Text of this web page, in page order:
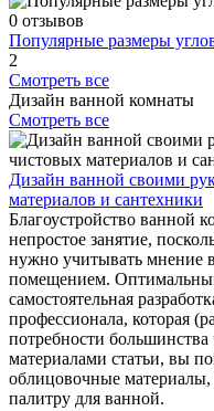
0 отзывов
Популярные размеры
2
Смотреть все
Дизайн ванной комнаты
Смотреть все
Дизайн ванной своими
материалов и сантехники
Благоустройство ванной
непростое занятие,
нужно учитывать мнение
помещением.
самостоятельная
профессионала, которая
потребности
материалами статьи, вы
облицовочные материалы,
палитру для ванной.